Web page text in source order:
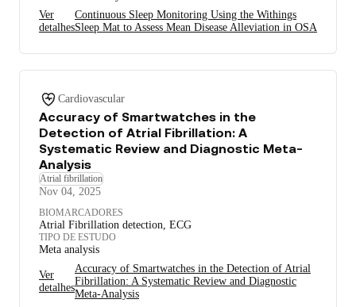
Ver
detalhes
Continuous Sleep Monitoring Using the Withings
Sleep Mat to Assess Mean Disease Alleviation in OSA
Cardiovascular
Accuracy of Smartwatches in the
Detection of Atrial Fibrillation: A
Systematic Review and Diagnostic Meta-
Analysis
Atrial fibrillation
Nov 04, 2025
BIOMARCADORES
Atrial Fibrillation detection, ECG
TIPO DE ESTUDO
Meta analysis
Ver
detalhes
Accuracy of Smartwatches in the Detection of Atrial
Fibrillation: A Systematic Review and Diagnostic
Meta-Analysis